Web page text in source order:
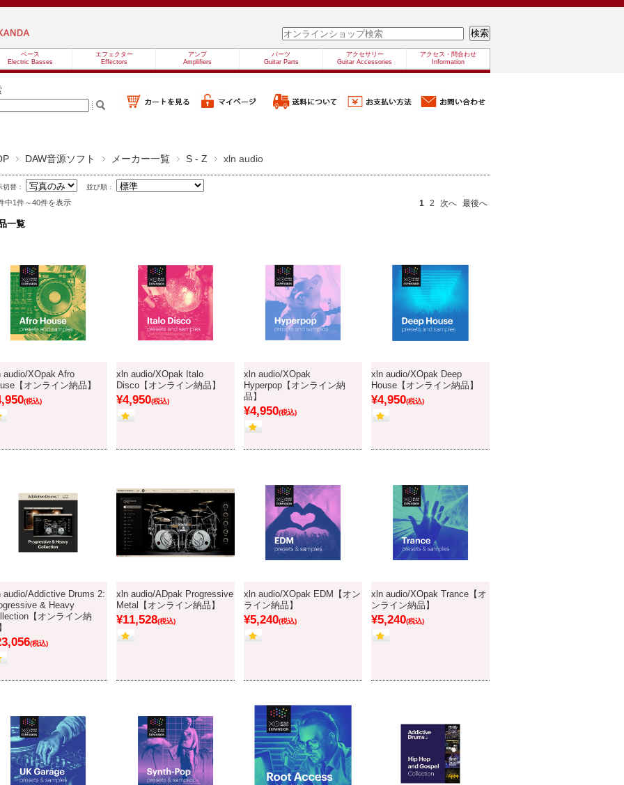
ベース
Electric Basses
エフェクター
Effectors
アンプ
Amplifiers
パーツ
Guitar Parts
アクセサリー
Guitar Accessories
アクセス・問合わせ
Information
DAW音源ソフト メーカー一覧 S - Z xln audio
切替： 並び順：
中1件～40件を表示 1 2 次へ 最後へ
一覧
audio/XOpak Afro
【オンライン納品】
(税込)
xln audio/XOpak Italo
Disco【オンライン納品】
¥4,950(税込)
xln audio/XOpak
Hyperpop【オンライン納
品】
¥4,950(税込)
xln audio/XOpak Deep
House【オンライン納品】
¥4,950(税込)
audio/Addictive Drums 2:
& Heavy
【オンライン納
(税込)
xln audio/ADpak Progressive
Metal【オンライン納品】
¥11,528(税込)
xln audio/XOpak EDM【オン
ライン納品】
¥5,240(税込)
xln audio/XOpak Trance【オ
ンライン納品】
¥5,240(税込)